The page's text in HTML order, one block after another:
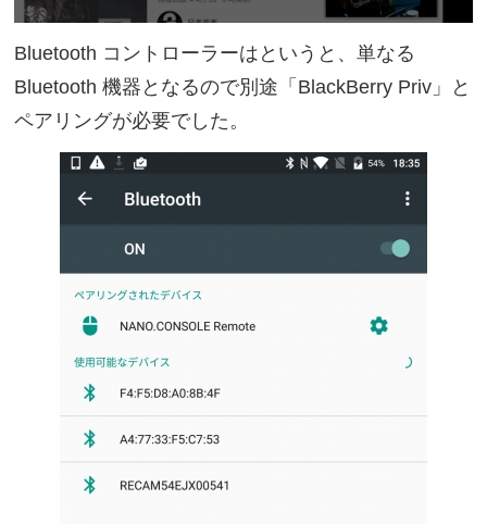
Bluetooth コントローラーはというと、単なる
Bluetooth 機器となるので別途「BlackBerry Priv」と
ペアリングが必要でした。